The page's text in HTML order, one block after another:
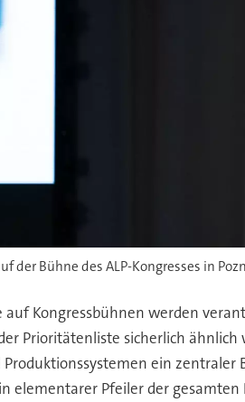
der Bühne des ALP-Kongresses in
auf Kongressbühnen werden
Prioritätenliste sicherlich
Produktionssystemen ein zentraler
elementarer Pfeiler der